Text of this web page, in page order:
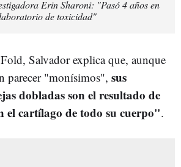
Erin Sharoni: "Pasó 4 años en
de toxicidad"
Salvador explica que, aunque
parecer "monísimos", sus
dobladas son el resultado de
el cartílago de todo su cuerpo".